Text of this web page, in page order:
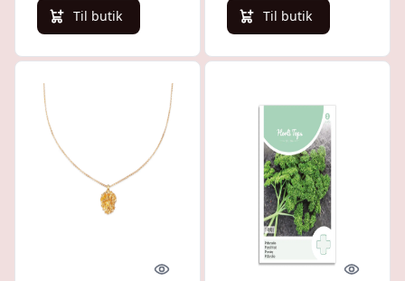
Til butik Til butik
Quick look Quick